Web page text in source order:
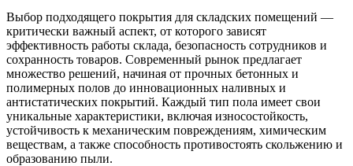
Выбор подходящего покрытия для складских помещений —
критически важный аспект, от которого зависят
эффективность работы склада, безопасность сотрудников и
сохранность товаров. Современный рынок предлагает
множество решений, начиная от прочных бетонных и
полимерных полов до инновационных наливных и
антистатических покрытий. Каждый тип пола имеет свои
уникальные характеристики, включая износостойкость,
устойчивость к механическим повреждениям, химическим
веществам, а также способность противостоять скольжению и
образованию пыли.